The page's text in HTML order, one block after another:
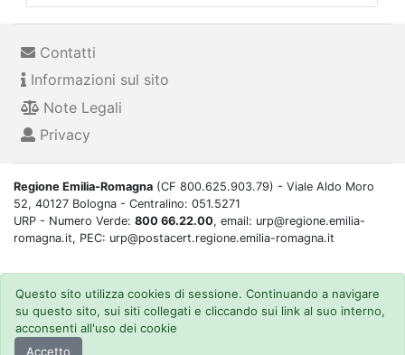
Contatti
Informazioni sul sito
Note Legali
Privacy
Regione Emilia-Romagna (CF 800.625.903.79) - Viale Aldo Moro
52, 40127 Bologna - Centralino: 051.5271
URP - Numero Verde: 800 66.22.00, email: urp@regione.emilia-
romagna.it, PEC: urp@postacert.regione.emilia-romagna.it
Questo sito utilizza cookies di sessione. Continuando a navigare
su questo sito, sui siti collegati e cliccando sui link al suo interno,
acconsenti all'uso dei cookie
Accetto